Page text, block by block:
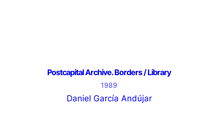
Postcapital Archive. Borders / Library
1989
Daniel García Andújar